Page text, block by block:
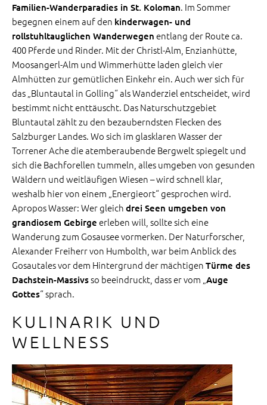
Familien-Wanderparadies in St. Koloman. Im Sommer
begegnen einem auf den kinderwagen- und
rollstuhltauglichen Wanderwegen entlang der Route ca.
400 Pferde und Rinder. Mit der Christl-Alm, Enzianhütte,
Moosangerl-Alm und Wimmerhütte laden gleich vier
Almhütten zur gemütlichen Einkehr ein. Auch wer sich für
das „Bluntautal in Golling“ als Wanderziel entscheidet, wird
bestimmt nicht enttäuscht. Das Naturschutzgebiet
Bluntautal zählt zu den bezauberndsten Flecken des
Salzburger Landes. Wo sich im glasklaren Wasser der
Torrener Ache die atemberaubende Bergwelt spiegelt und
sich die Bachforellen tummeln, alles umgeben von gesunden
Wäldern und weitläufigen Wiesen – wird schnell klar,
weshalb hier von einem „Energieort“ gesprochen wird.
Apropos Wasser: Wer gleich drei Seen umgeben von
grandiosem Gebirge erleben will, sollte sich eine
Wanderung zum Gosausee vormerken. Der Naturforscher,
Alexander Freiherr von Humbolth, war beim Anblick des
Gosautales vor dem Hintergrund der mächtigen Türme des
Dachstein-Massivsso beeindruckt, dass er vom „ Auge
Gottes“ sprach.
KULINARIK UND
WELLNESS